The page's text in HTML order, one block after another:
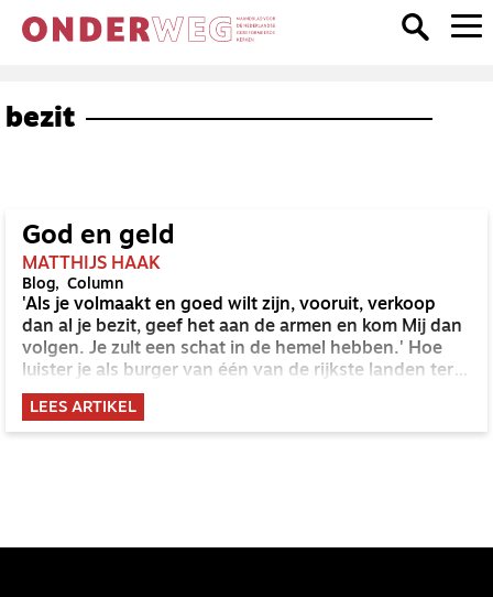
bezit
God en geld
MATTHIJS HAAK
Blog Column
'Als je volmaakt en goed wilt zijn, vooruit, verkoop
dan al je bezit, geef het aan de armen en kom Mij dan
volgen. Je zult een schat in de hemel hebben.' Hoe
luister je als burger van één van de rijkste landen ter
wereld naar deze woorden van Jezus?
LEES ARTIKEL